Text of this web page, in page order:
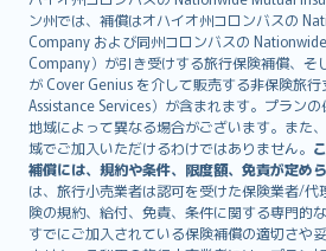
ン州では、補償はオハイオ州コロンバスの
Company および同州コロンバスの
Company）が引き受けする旅行保険補償、そ
が Cover Genius を介して販売する非保険旅
Assistance Services）が含まれます。プランの
地域によって異なる場合がございます。また
域でご加入いただけるわけではありません。
補償には、規約や条件、限度額、免責が定めら
は、旅行小売業者は認可を受けた保険業者/代
険の規約、給付、免責、条件に関する専門的
すでにご加入されている保険補償の適切さや
Magyar
Íslenska
Bahasa Indonesia
latviešu
Lietuviškai
Bahasa Melayu
Română
српски